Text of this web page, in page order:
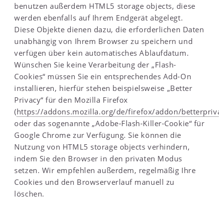
benutzen außerdem HTML5 storage objects, diese
werden ebenfalls auf Ihrem Endgerät abgelegt.
Diese Objekte dienen dazu, die erforderlichen Daten
unabhängig von Ihrem Browser zu speichern und
verfügen über kein automatisches Ablaufdatum.
Wünschen Sie keine Verarbeitung der „Flash-
Cookies“ müssen Sie ein entsprechendes Add-On
installieren, hierfür stehen beispielsweise „Better
Privacy“ für den Mozilla Firefox
(https://addons.mozilla.org/de/firefox/addon/
oder das sogenannte „Adobe-Flash-Killer-Cookie“ für
Google Chrome zur Verfügung. Sie können die
Nutzung von HTML5 storage objects verhindern,
indem Sie den Browser in den privaten Modus
setzen. Wir empfehlen außerdem, regelmäßig Ihre
Cookies und den Browserverlauf manuell zu
löschen.